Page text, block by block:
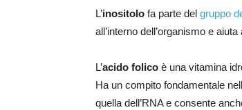
L’inositolo fa parte del gruppo
all’interno dell’organismo e
L’acido folico è una vitamina
Ha un compito fondamentale
quella dell’RNA e consente